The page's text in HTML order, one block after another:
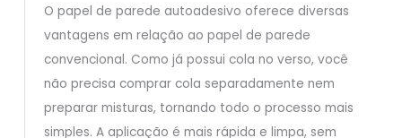
O papel de parede autoadesivo oferece diversas
vantagens em relação ao papel de parede
convencional. Como já possui cola no verso, você
não precisa comprar cola separadamente nem
preparar misturas, tornando todo o processo mais
simples. A aplicação é mais rápida e limpa, sem